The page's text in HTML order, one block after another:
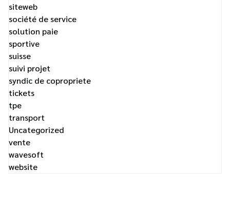
siteweb
société de service
solution paie
sportive
suisse
suivi projet
syndic de copropriete
tickets
tpe
transport
Uncategorized
vente
wavesoft
website